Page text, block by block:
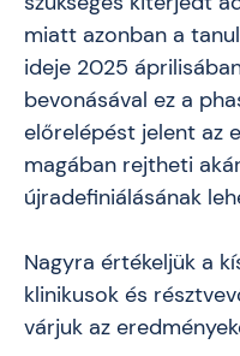
miatt azonban a
ideje 2025
bevonásával ez a
előrelépést jelent az
magában rejtheti
újradefiniálásának
Nagyra értékeljük a
klinikusok és
várjuk az